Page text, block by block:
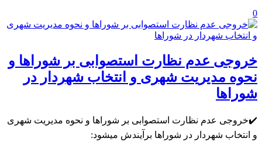
0
خروجی عدم نظارت استصوابی بر شوراها و
نحوه مدیریت شهری و انتخاب شهردار در
شوراها
✔️خروجی عدم نظارت استصوابی بر شوراها و نحوه مدیریت شهری
و انتخاب شهردار در شوراها برآیندش میشود: